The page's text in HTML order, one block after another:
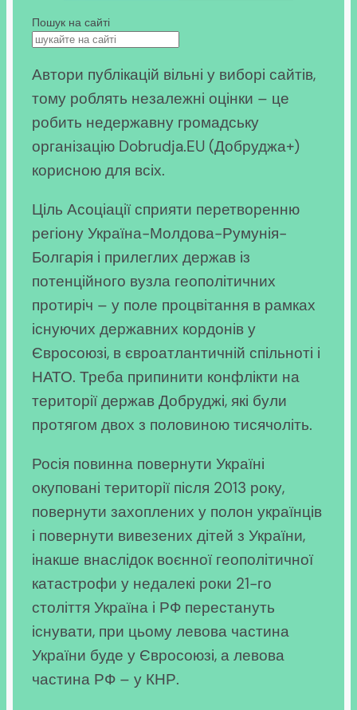
Пошук на сайті
Автори публікацій вільні у виборі сайтів,
тому роблять незалежні оцінки – це
робить недержавну громадську
організацію Dobrudja.EU (Добруджа+)
корисною для всіх.
Ціль Асоціації сприяти перетворенню
регіону Україна-Молдова-Румунія-
Болгарія і прилеглих держав із
потенційного вузла геополітичних
протиріч – у поле процвітання в рамках
існуючих державних кордонів у
Євросоюзі, в євроатлантичній спільноті і
НАТО. Треба припинити конфлікти на
території держав Добруджі, які були
протягом двох з половиною тисячоліть.
Росія повинна повернути Україні
окуповані території після 2013 року,
повернути захоплених у полон українців
і повернути вивезених дітей з України,
інакше внаслідок воєнної геополітичної
катастрофи у недалекі роки 21-го
століття Україна і РФ перестануть
існувати, при цьому левова частина
України буде у Євросоюзі, а левова
частина РФ – у КНР.